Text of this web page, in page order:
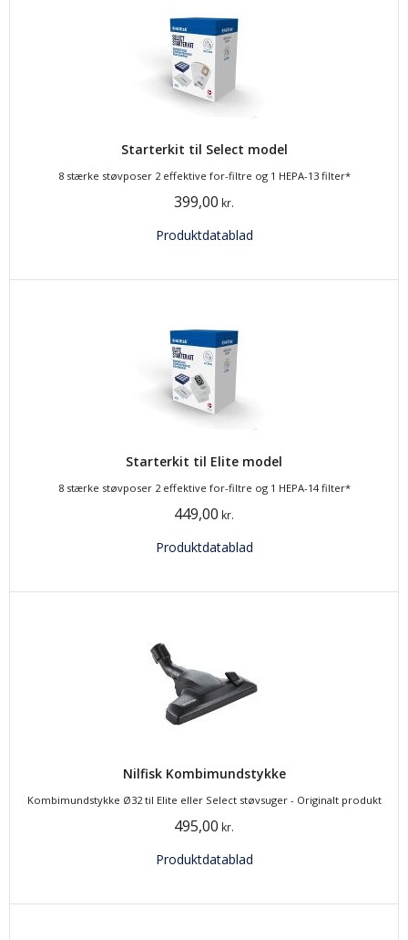
Starterkit til Select model
8 stærke støvposer 2 effektive for-filtre og 1 HEPA-13 filter*
399,00 kr.
Produktdatablad
Starterkit til Elite model
8 stærke støvposer 2 effektive for-filtre og 1 HEPA-14 filter*
449,00 kr.
Produktdatablad
Nilfisk Kombimundstykke
Kombimundstykke Ø32 til Elite eller Select støvsuger - Originalt produkt
495,00 kr.
Produktdatablad